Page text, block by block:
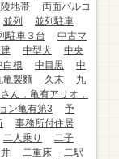
陵地帯
両面バルコ
並列
並列駐車
駐車３台
中古マ
中型犬
中央
白根 中目黒
中
亀製麵 久末
九
ん，亀有アリオ，
ン亀有第3
予
事務所付住居
二人乗り
二子
二重床
二駅